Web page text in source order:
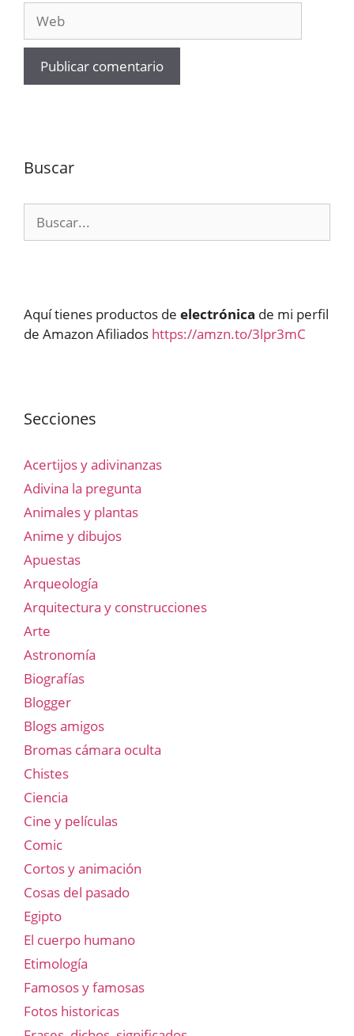
Buscar
Aquí tienes productos de electrónica de mi perfil
de Amazon Afiliados https://amzn.to/3lpr3mC
Secciones
Acertijos y adivinanzas
Adivina la pregunta
Animales y plantas
Anime y dibujos
Apuestas
Arqueología
Arquitectura y construcciones
Arte
Astronomía
Biografías
Blogger
Blogs amigos
Bromas cámara oculta
Chistes
Ciencia
Cine y películas
Comic
Cortos y animación
Cosas del pasado
Egipto
El cuerpo humano
Etimología
Famosos y famosas
Fotos historicas